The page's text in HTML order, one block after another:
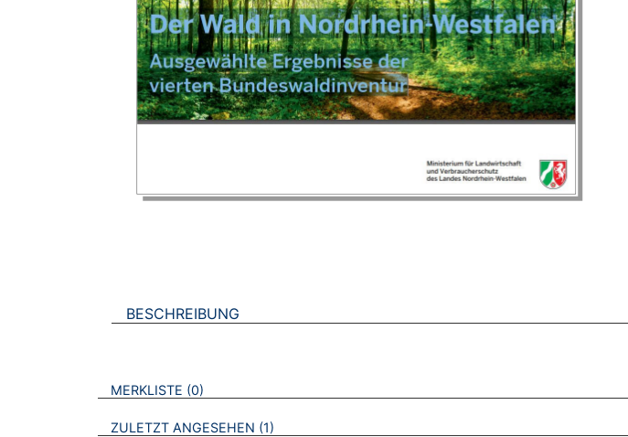
BESCHREIBUNG
VERWEISE AUF VERMERKTE- ODER ZULETZT ANGESEHENE BROSCHÜREN
MERKLISTE 0
ZULETZT ANGESEHEN 1